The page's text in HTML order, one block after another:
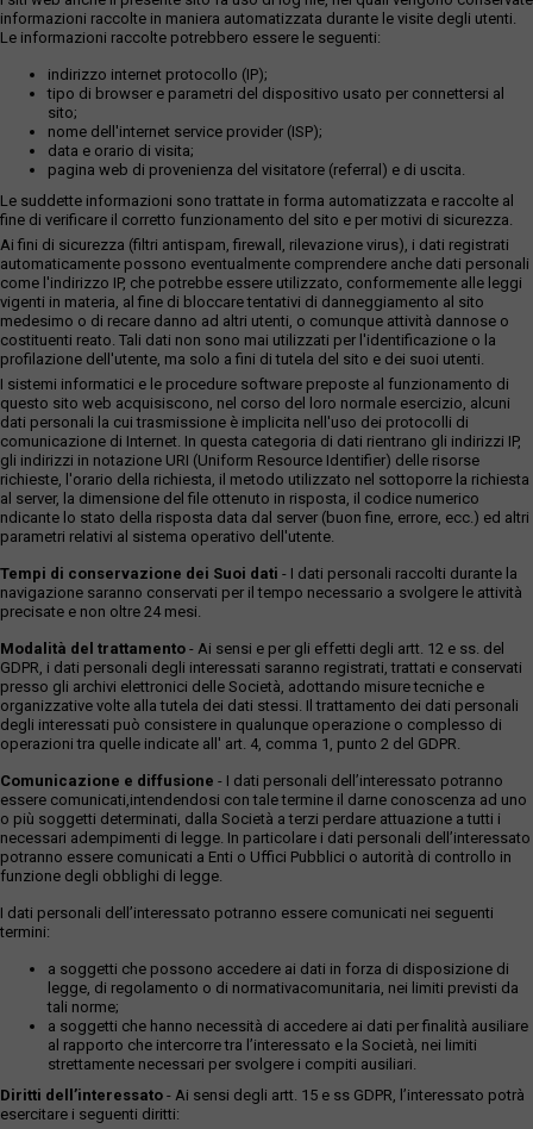
informazioni raccolte in maniera automatizzata durante le visite degli utenti.
Le informazioni raccolte potrebbero essere le seguenti:
indirizzo internet protocollo (IP);
tipo di browser e parametri del dispositivo usato per connettersi al
sito;
nome dell'internet service provider (ISP);
data e orario di visita;
pagina web di provenienza del visitatore (referral) e di uscita.
Le suddette informazioni sono trattate in forma automatizzata e raccolte al
fine di verificare il corretto funzionamento del sito e per motivi di sicurezza.
Ai fini di sicurezza (filtri antispam, firewall, rilevazione virus), i dati registrati
automaticamente possono eventualmente comprendere anche dati personali
come l'indirizzo IP, che potrebbe essere utilizzato, conformemente alle leggi
vigenti in materia, al fine di bloccare tentativi di danneggiamento al sito
medesimo o di recare danno ad altri utenti, o comunque attività dannose o
costituenti reato. Tali dati non sono mai utilizzati per l'identificazione o la
profilazione dell'utente, ma solo a fini di tutela del sito e dei suoi utenti.
I sistemi informatici e le procedure software preposte al funzionamento di
questo sito web acquisiscono, nel corso del loro normale esercizio, alcuni
dati personali la cui trasmissione è implicita nell'uso dei protocolli di
comunicazione di Internet. In questa categoria di dati rientrano gli indirizzi IP,
gli indirizzi in notazione URI (Uniform Resource Identifier) delle risorse
richieste, l'orario della richiesta, il metodo utilizzato nel sottoporre la richiesta
al server, la dimensione del file ottenuto in risposta, il codice numerico
ndicante lo stato della risposta data dal server (buon fine, errore, ecc.) ed altri
parametri relativi al sistema operativo dell'utente.
Tempi di conservazione dei Suoi dati - I dati personali raccolti durante la
navigazione saranno conservati per il tempo necessario a svolgere le attività
precisate e non oltre 24 mesi.
Modalità del trattamento - Ai sensi e per gli effetti degli artt. 12 e ss. del
GDPR, i dati personali degli interessati saranno registrati, trattati e conservati
presso gli archivi elettronici delle Società, adottando misure tecniche e
organizzative volte alla tutela dei dati stessi. Il trattamento dei dati personali
degli interessati può consistere in qualunque operazione o complesso di
operazioni tra quelle indicate all' art. 4, comma 1, punto 2 del GDPR.
Comunicazione e diffusione - I dati personali dell’interessato potranno
essere comunicati,intendendosi con tale termine il darne conoscenza ad uno
o più soggetti determinati, dalla Società a terzi perdare attuazione a tutti i
necessari adempimenti di legge. In particolare i dati personali dell’interessato
potranno essere comunicati a Enti o Uffici Pubblici o autorità di controllo in
funzione degli obblighi di legge.
I dati personali dell’interessato potranno essere comunicati nei seguenti
termini:
a soggetti che possono accedere ai dati in forza di disposizione di
legge, di regolamento o di normativacomunitaria, nei limiti previsti da
tali norme;
a soggetti che hanno necessità di accedere ai dati per finalità ausiliare
al rapporto che intercorre tra l’interessato e la Società, nei limiti
strettamente necessari per svolgere i compiti ausiliari.
Diritti dell’interessato - Ai sensi degli artt. 15 e ss GDPR, l’interessato potrà
esercitare i seguenti diritti: